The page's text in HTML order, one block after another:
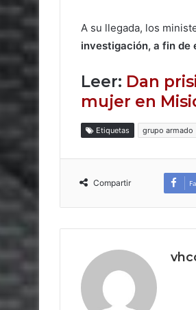
A su llegada, los
investigación, a fin de
Leer: Dan
mujer en
Etiquetas grupo armado
Compartir